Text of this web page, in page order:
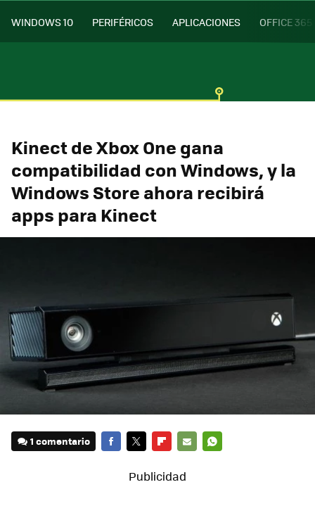
WINDOWS 10 PERIFÉRICOS APLICACIONES OFFICE 365
Kinect de Xbox One gana
compatibilidad con Windows, y la
Windows Store ahora recibirá
apps para Kinect
1 comentario
MAIL